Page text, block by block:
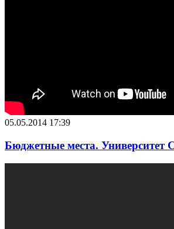
05.05.2014 17:39
Бюджетные места. Университет